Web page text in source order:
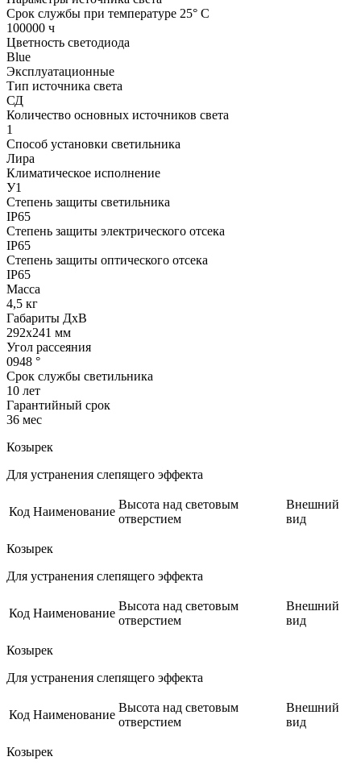
Срок службы при температуре 25° С
100000 ч
Цветность светодиода
Blue
Эксплуатационные
Тип источника света
СД
Количество основных источников света
1
Способ установки светильника
Лира
Климатическое исполнение
У1
Степень защиты светильника
IP65
Степень защиты электрического отсека
IP65
Степень защиты оптического отсека
IP65
Масса
4,5 кг
Габариты ДхВ
292x241 мм
Угол рассеяния
0948 °
Срок службы светильника
10 лет
Гарантийный срок
36 мес
Козырек
Для устранения слепящего эффекта
Код Наименование
Высота над световым
отверстием
Внешний
вид
Козырек
Для устранения слепящего эффекта
Код Наименование
Высота над световым
отверстием
Внешний
вид
Козырек
Для устранения слепящего эффекта
Код Наименование
Высота над световым
отверстием
Внешний
вид
Козырек